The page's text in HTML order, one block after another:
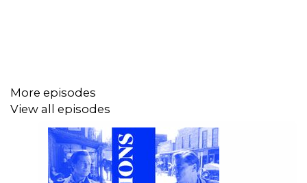
More episodes
View all episodes